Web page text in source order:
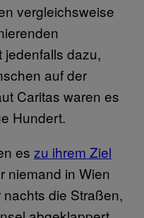
vergleichsweise
jedenfalls dazu,
auf der
Caritas waren es
Hundert.
es zu ihrem Ziel
niemand in Wien
die Straßen,